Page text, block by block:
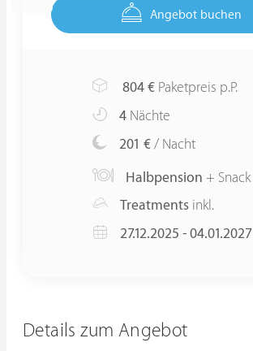
Angebot buchen
804 € Paketpreis p.P.
4 Nächte
201 € / Nacht
Halbpension + Snack
Treatments inkl.
27.12.2025 - 04.01.2027
Details zum Angebot